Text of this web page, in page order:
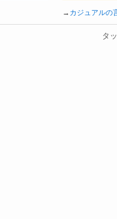
→ カジュアルの
タ